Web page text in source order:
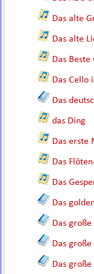
Das alte
Das alte
Das
Das Cello
Das
das Ding
Das erste
Das
Das
Das
Das
Das
Das